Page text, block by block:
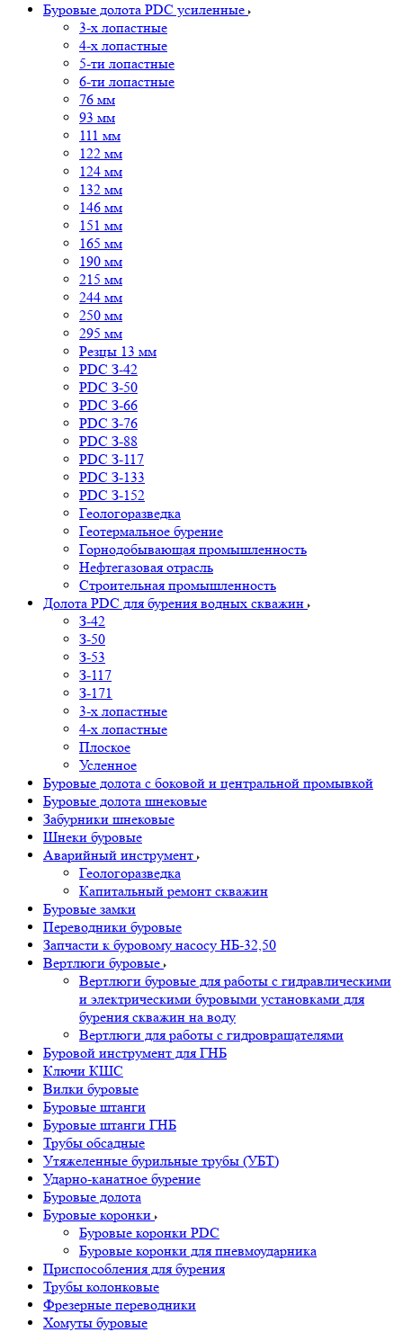
Буровые долота PDC усиленные
3-х лопастные
4-х лопастные
5-ти лопастные
6-ти лопастные
76 мм
93 мм
111 мм
122 мм
124 мм
132 мм
146 мм
151 мм
165 мм
190 мм
215 мм
244 мм
250 мм
295 мм
Резцы 13 мм
PDC З-42
PDC З-50
PDC З-66
PDC З-76
PDC З-88
PDC З-117
PDC З-133
PDC З-152
Геологоразведка
Геотермальное бурение
Горнодобывающая промышленность
Нефтегазовая отрасль
Строительная промышленность
Долота PDC для бурения водных скважин
З-42
З-50
З-53
З-117
З-171
3-х лопастные
4-х лопастные
Плоское
Усленное
Буровые долота с бoковой и центральной промывкой
Буровые долота шнековые
Забурники шнековые
Шнеки буровые
Аварийный инструмент
Геологоразведка
Капитальный ремонт скважин
Буровые замки
Переводники буровые
Запчасти к буровому насосу НБ-32,50
Вертлюги буровые
Вертлюги буровые для работы с гидравлическими
и электрическими буровыми установками для
бурения скважин на воду
Вертлюги для работы с гидровращателями
Буровой инструмент для ГНБ
Ключи КШС
Вилки буровые
Буровые штанги
Буровые штанги ГНБ
Трубы обсадные
Утяжеленные бурильные трубы (УБТ)
Ударно-канатное бурение
Буровые долота
Буровые коронки
Буровые коронки PDC
Буровые коронки для пневмоударника
Приспособления для бурения
Трубы колонковые
Фрезерные переводники
Хомуты буровые